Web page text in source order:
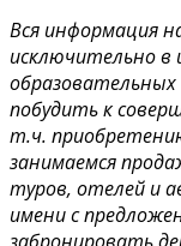
Вся информация
исключительно в
образовательных
побудить к
т.ч.
занимаемся
туров, отелей и
имени с